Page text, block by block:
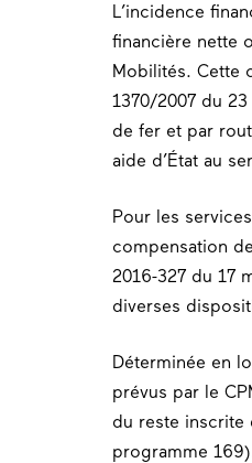
L’incidence
financière nette
Mobilités. Cette
1370/2007 du
de fer et par
aide d’État au
Pour les
compensation
2016-327 du 17
diverses
Déterminée en
prévus par le
du reste inscrite
programme